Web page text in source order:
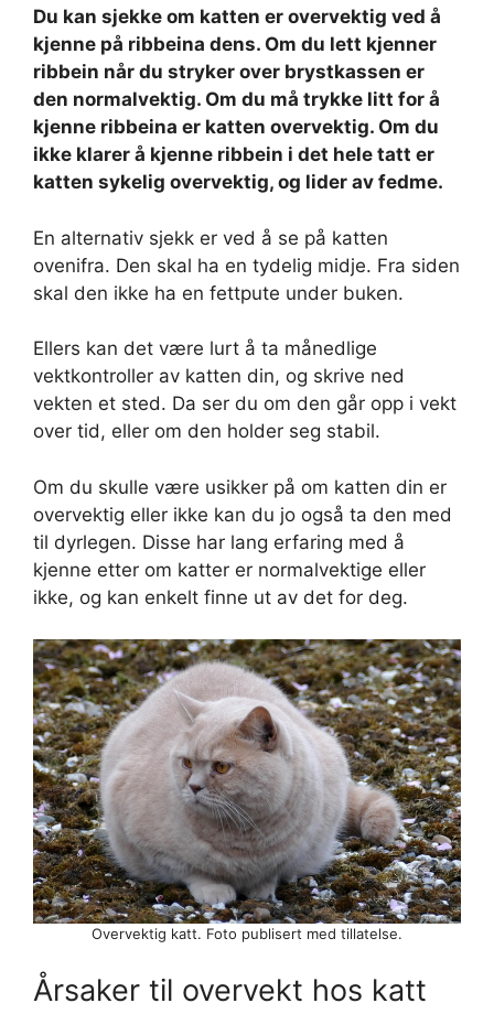
Du kan sjekke om katten er overvektig ved å
kjenne på ribbeina dens. Om du lett kjenner
ribbein når du stryker over brystkassen er
den normalvektig. Om du må trykke litt for å
kjenne ribbeina er katten overvektig. Om du
ikke klarer å kjenne ribbein i det hele tatt er
katten sykelig overvektig, og lider av fedme.
En alternativ sjekk er ved å se på katten
ovenifra. Den skal ha en tydelig midje. Fra siden
skal den ikke ha en fettpute under buken.
Ellers kan det være lurt å ta månedlige
vektkontroller av katten din, og skrive ned
vekten et sted. Da ser du om den går opp i vekt
over tid, eller om den holder seg stabil.
Om du skulle være usikker på om katten din er
overvektig eller ikke kan du jo også ta den med
til dyrlegen. Disse har lang erfaring med å
kjenne etter om katter er normalvektige eller
ikke, og kan enkelt finne ut av det for deg.
Overvektig katt. Foto publisert med tillatelse.
Årsaker til overvekt hos katt